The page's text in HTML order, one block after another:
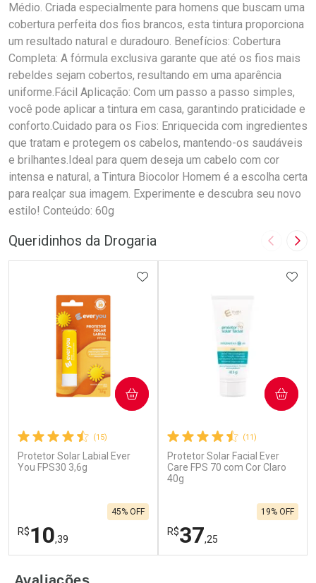
Médio. Criada especialmente para homens que buscam uma
cobertura perfeita dos fios brancos, esta tintura proporciona
um resultado natural e duradouro. Benefícios: Cobertura
Completa: A fórmula exclusiva garante que até os fios mais
rebeldes sejam cobertos, resultando em uma aparência
uniforme.Fácil Aplicação: Com um passo a passo simples,
você pode aplicar a tintura em casa, garantindo praticidade e
conforto.Cuidado para os Fios: Enriquecida com ingredientes
que tratam e protegem os cabelos, mantendo-os saudáveis
e brilhantes.Ideal para quem deseja um cabelo com cor
intensa e natural, a Tintura Biocolor Homem é a escolha certa
para realçar sua imagem. Experimente e descubra seu novo
estilo! Conteúdo: 60g
Queridinhos da Drogaria Imagem
(15)
Protetor Solar Labial Ever
You FPS30 3,6g
R$10,39
45% OFF
ADICIONAR AOS FAVORITOS
COMPRAR
(11)
Protetor Solar Facial Ever
Care FPS 70 com Cor Claro
40g
R$37,25
19% OFF
COMPRAR